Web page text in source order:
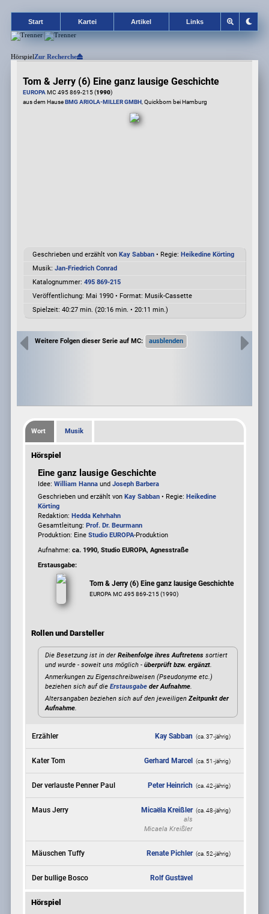
Start Kartei Artikel Links
HörspielZur Recherche
Tom & Jerry (6) Eine ganz lausige Geschichte
EUROPAMC 495 869-215 (1990)
aus dem Hause BMG ARIOLA-MILLER GMBH, Quickborn bei Hamburg
Geschrieben und erzählt von Kay Sabban• Regie: Heikedine Körting
Musik: Jan-Friedrich Conrad
Katalognummer: 495 869-215
Veröffentlichung: Mai 1990• Format: Musik-Cassette
Spielzeit: 40:27 min. (20:16 min. • 20:11 min.)
Weitere Folgen dieser Serie auf MC:
Wort Musik
Hörspiel
Eine ganz lausige Geschichte
Idee:William Hanna undJoseph Barbera
Geschrieben und erzählt von Kay Sabban • Regie: Heikedine
Körting
Redaktion: Hedda Kehrhahn
Gesamtleitung: Prof. Dr. Beurmann
Produktion: EineStudio EUROPA-Produktion
Aufnahme:ca. 1990, Studio EUROPA, Agnesstraße
Erstausgabe:
Tom & Jerry (6) Eine ganz lausige Geschichte
EUROPA MC 495 869-215 (1990)
Rollen und Darsteller
Die Besetzung ist in derReihenfolge ihres Auftretens sortiert
und wurde - soweit uns möglich -überprüft bzw. ergänzt
Anmerkungen zu Eigenschreibweisen (Pseudonyme etc.)
beziehen sich auf dieErstausgabe der Aufnahme.
Altersangaben beziehen sich auf den jeweiligenZeitpunkt der
Aufnahme.
Erzähler Kay Sabban (ca. 37‑jährig)
Kater Tom Gerhard Marcel (ca. 51‑jährig)
Der verlauste Penner Paul Peter Heinrich (ca. 42‑jährig)
Maus Jerry Micaëla Kreißler
als
Micaela Kreißler
(ca. 48‑jährig)
Mäuschen Tuffy Renate Pichler (ca. 52‑jährig)
Der bullige Bosco Rolf Gustävel
Hörspiel